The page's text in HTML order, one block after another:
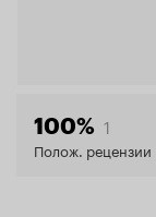
100% 1
Полож. рецензии